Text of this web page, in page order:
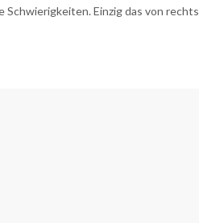
Einzig das von rechts